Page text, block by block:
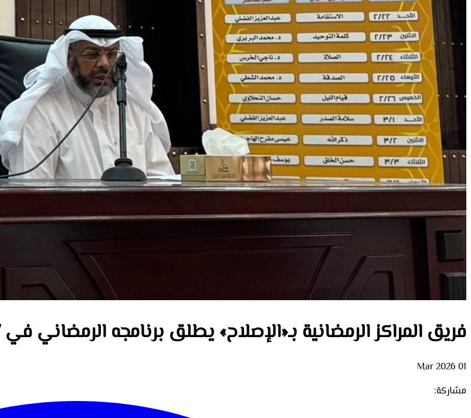
فريق المراكز الرمضانية بـ«الإصلاح» يطلق برنامجه الرمضاني في 7 مساجد
01 Mar 2026
مشاركة: